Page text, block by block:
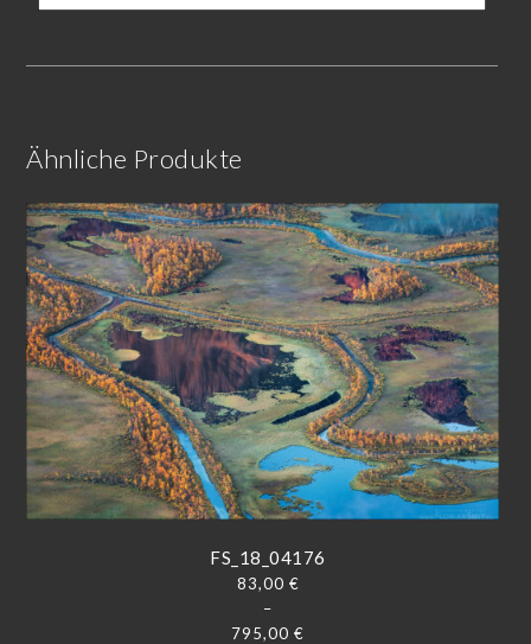
Ähnliche Produkte
FS_18_04176
83,00 €
–
795,00 €